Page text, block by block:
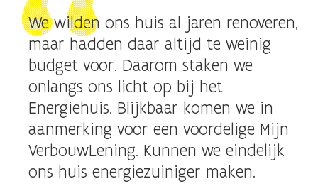
We wilden ons huis al jaren renoveren,
maar hadden daar altijd te weinig
budget voor. Daarom staken we
onlangs ons licht op bij het
Energiehuis. Blijkbaar komen we in
aanmerking voor een voordelige Mijn
VerbouwLening. Kunnen we eindelijk
ons huis energiezuiniger maken.